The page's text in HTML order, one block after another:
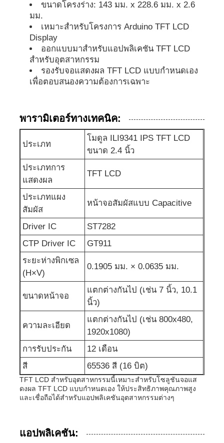
UART จอแอลซีดี
จอแสดงผลกระดาษอิเล็กทรอนิกส์
หน้าจอ Lcd มโนครอม
โมดูล COG LCD
แผน LCD
โมดูลจอ LCD ที่กําหนดเอง
ขนาดโครงร่าง: 143 มม. x 228.6 มม. x 2.6
มม.
เหมาะสำหรับโครงการ Arduino TFT LCD
Display
ออกแบบมาสำหรับแอปพลิเคชัน TFT LCD
สำหรับอุตสาหกรรม
รองรับจอแสดงผล TFT LCD แบบกำหนดเอง
เพื่อตอบสนองความต้องการเฉพาะ
พารามิเตอร์ทางเทคนิค:
ประเภท
โมดูล ILI9341 IPS TFT LCD
ขนาด 2.4 นิ้ว
ประเภทการ
แสดงผล
TFT LCD
ประเภทแผง
สัมผัส
หน้าจอสัมผัสแบบ Capacitive
Driver IC
ST7282
CTP Driver IC
GT911
ระยะห่างพิกเซล
(H×V)
0.1905 มม. × 0.0635 มม.
ขนาดหน้าจอ
แตกต่างกันไป (เช่น 7 นิ้ว, 10.1
นิ้ว)
ความละเอียด
แตกต่างกันไป (เช่น 800x480,
1920x1080)
การรับประกัน
12 เดือน
สี
65536 สี (16 บิต)
TFT LCD สำหรับอุตสาหกรรมนี้เหมาะสำหรับโซลูชันจอแส
ดงผล TFT LCD แบบกำหนดเอง ให้ประสิทธิภาพคุณภาพสูง
และเชื่อถือได้สำหรับแอปพลิเคชันอุตสาหกรรมต่างๆ
แอปพลิเคชัน: